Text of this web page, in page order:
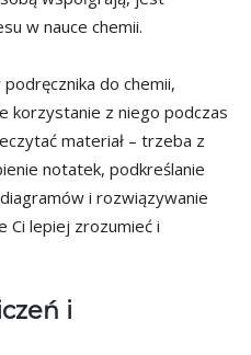
w nauce chemii.
do chemii,
korzystanie z niego podczas
materiał – trzeba z
notatek, podkreślanie
i rozwiązywanie
Ci lepiej zrozumieć i
i